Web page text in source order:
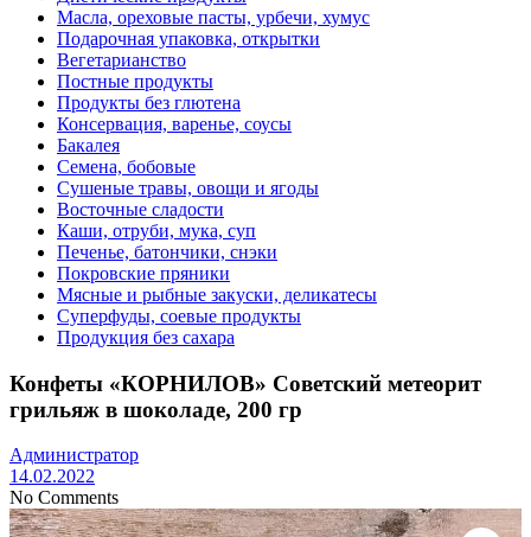
Масла, ореховые пасты, урбечи, хумус
Подарочная упаковка, открытки
Вегетарианство
Постные продукты
Продукты без глютена
Консервация, варенье, соусы
Бакалея
Семена, бобовые
Сушеные травы, овощи и ягоды
Восточные сладости
Каши, отруби, мука, суп
Печенье, батончики, снэки
Покровские пряники
Мясные и рыбные закуски, деликатесы
Суперфуды, соевые продукты
Продукция без сахара
Конфеты «КОРНИЛОВ» Советский метеорит
грильяж в шоколаде, 200 гр
Администратор
14.02.2022
No Comments